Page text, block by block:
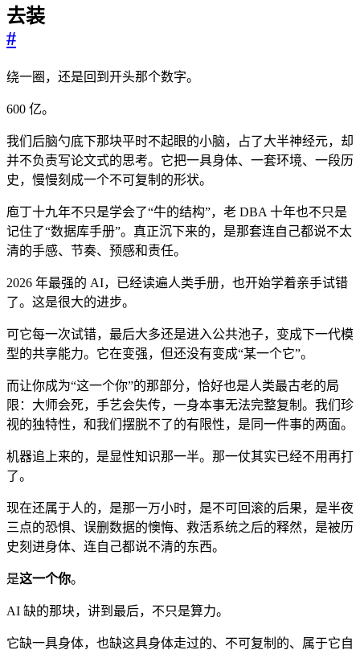
去装
#
绕一圈，还是回到开头那个数字。
600 亿。
我们后脑勺底下那块平时不起眼的小脑，占了大半神经元，却
并不负责写论文式的思考。它把一具身体、一套环境、一段历
史，慢慢刻成一个不可复制的形状。
庖丁十九年不只是学会了“牛的结构”，老 DBA 十年也不只是
记住了“数据库手册”。真正沉下来的，是那套连自己都说不太
清的手感、节奏、预感和责任。
2026 年最强的 AI，已经读遍人类手册，也开始学着亲手试错
了。这是很大的进步。
可它每一次试错，最后大多还是进入公共池子，变成下一代模
型的共享能力。它在变强，但还没有变成“某一个它”。
而让你成为“这一个你”的那部分，恰好也是人类最古老的局
限：大师会死，手艺会失传，一身本事无法完整复制。我们珍
视的独特性，和我们摆脱不了的有限性，是同一件事的两面。
机器追上来的，是显性知识那一半。那一仗其实已经不用再打
了。
现在还属于人的，是那一万小时，是不可回滚的后果，是半夜
三点的恐惧、误删数据的懊悔、救活系统之后的释然，是被历
史刻进身体、连自己都说不清的东西。
是这一个你。
AI 缺的那块，讲到最后，不只是算力。
它缺一具身体，也缺这具身体走过的、不可复制的、属于它自